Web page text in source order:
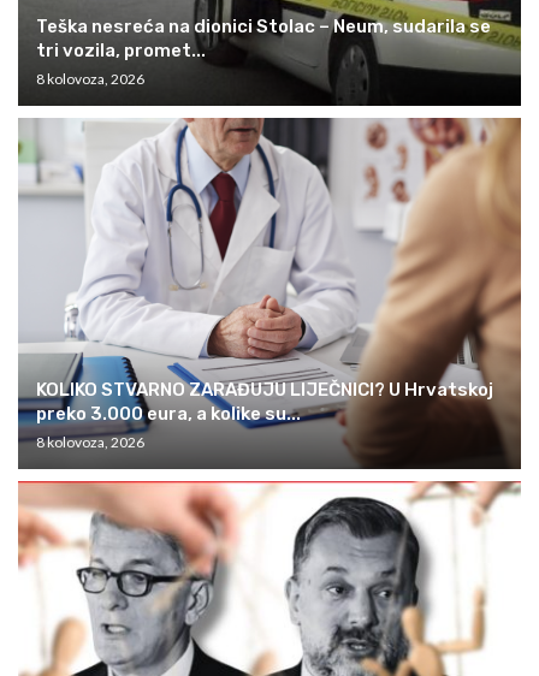
Teška nesreća na dionici Stolac – Neum, sudarila se
tri vozila, promet...
8 kolovoza, 2026
KOLIKO STVARNO ZARAĐUJU LIJEČNICI? U Hrvatskoj
preko 3.000 eura, a kolike su...
8 kolovoza, 2026